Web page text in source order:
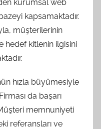
kurumsal web
kapsamaktadır.
müşterilerinin
hedef kitlenin ilgisini
hızla büyümesiyle
da başarı
memnuniyeti
referansları ve